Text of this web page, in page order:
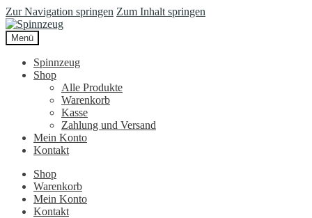
Zur Navigation springen Zum Inhalt springen
Menü
Spinnzeug
Shop
Alle Produkte
Warenkorb
Kasse
Zahlung und Versand
Mein Konto
Kontakt
Shop
Warenkorb
Mein Konto
Kontakt